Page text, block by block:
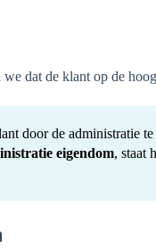
dat de klant op de
door de administratie
eigendom, staat